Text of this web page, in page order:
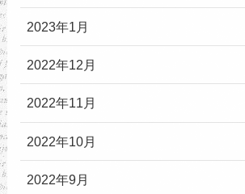
2023年1月
2022年12月
2022年11月
2022年10月
2022年9月